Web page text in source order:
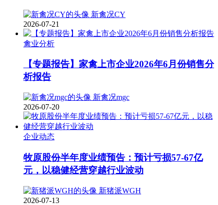
新禽况CY
2026-07-21
禽业分析
【专题报告】家禽上市企业2026年6月份销售分
析报告
新禽况mgc
2026-07-20
企业动态
牧原股份半年度业绩预告：预计亏损57-67亿
元，以稳健经营穿越行业波动
新猪派WGH
2026-07-13